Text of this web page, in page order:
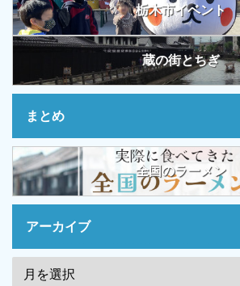
栃木市イベント
蔵の街とちぎ
まとめ
全国のラーメン
アーカイブ